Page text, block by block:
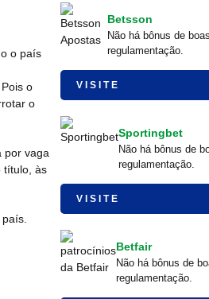
o país
o
o
por vaga
título, às
Betsson
Não há bônus de
regulamentação.
VISITE
Sportingbet
Não há bônus de
regulamentação.
VISITE
Betfair
Não há bônus de
regulamentação.